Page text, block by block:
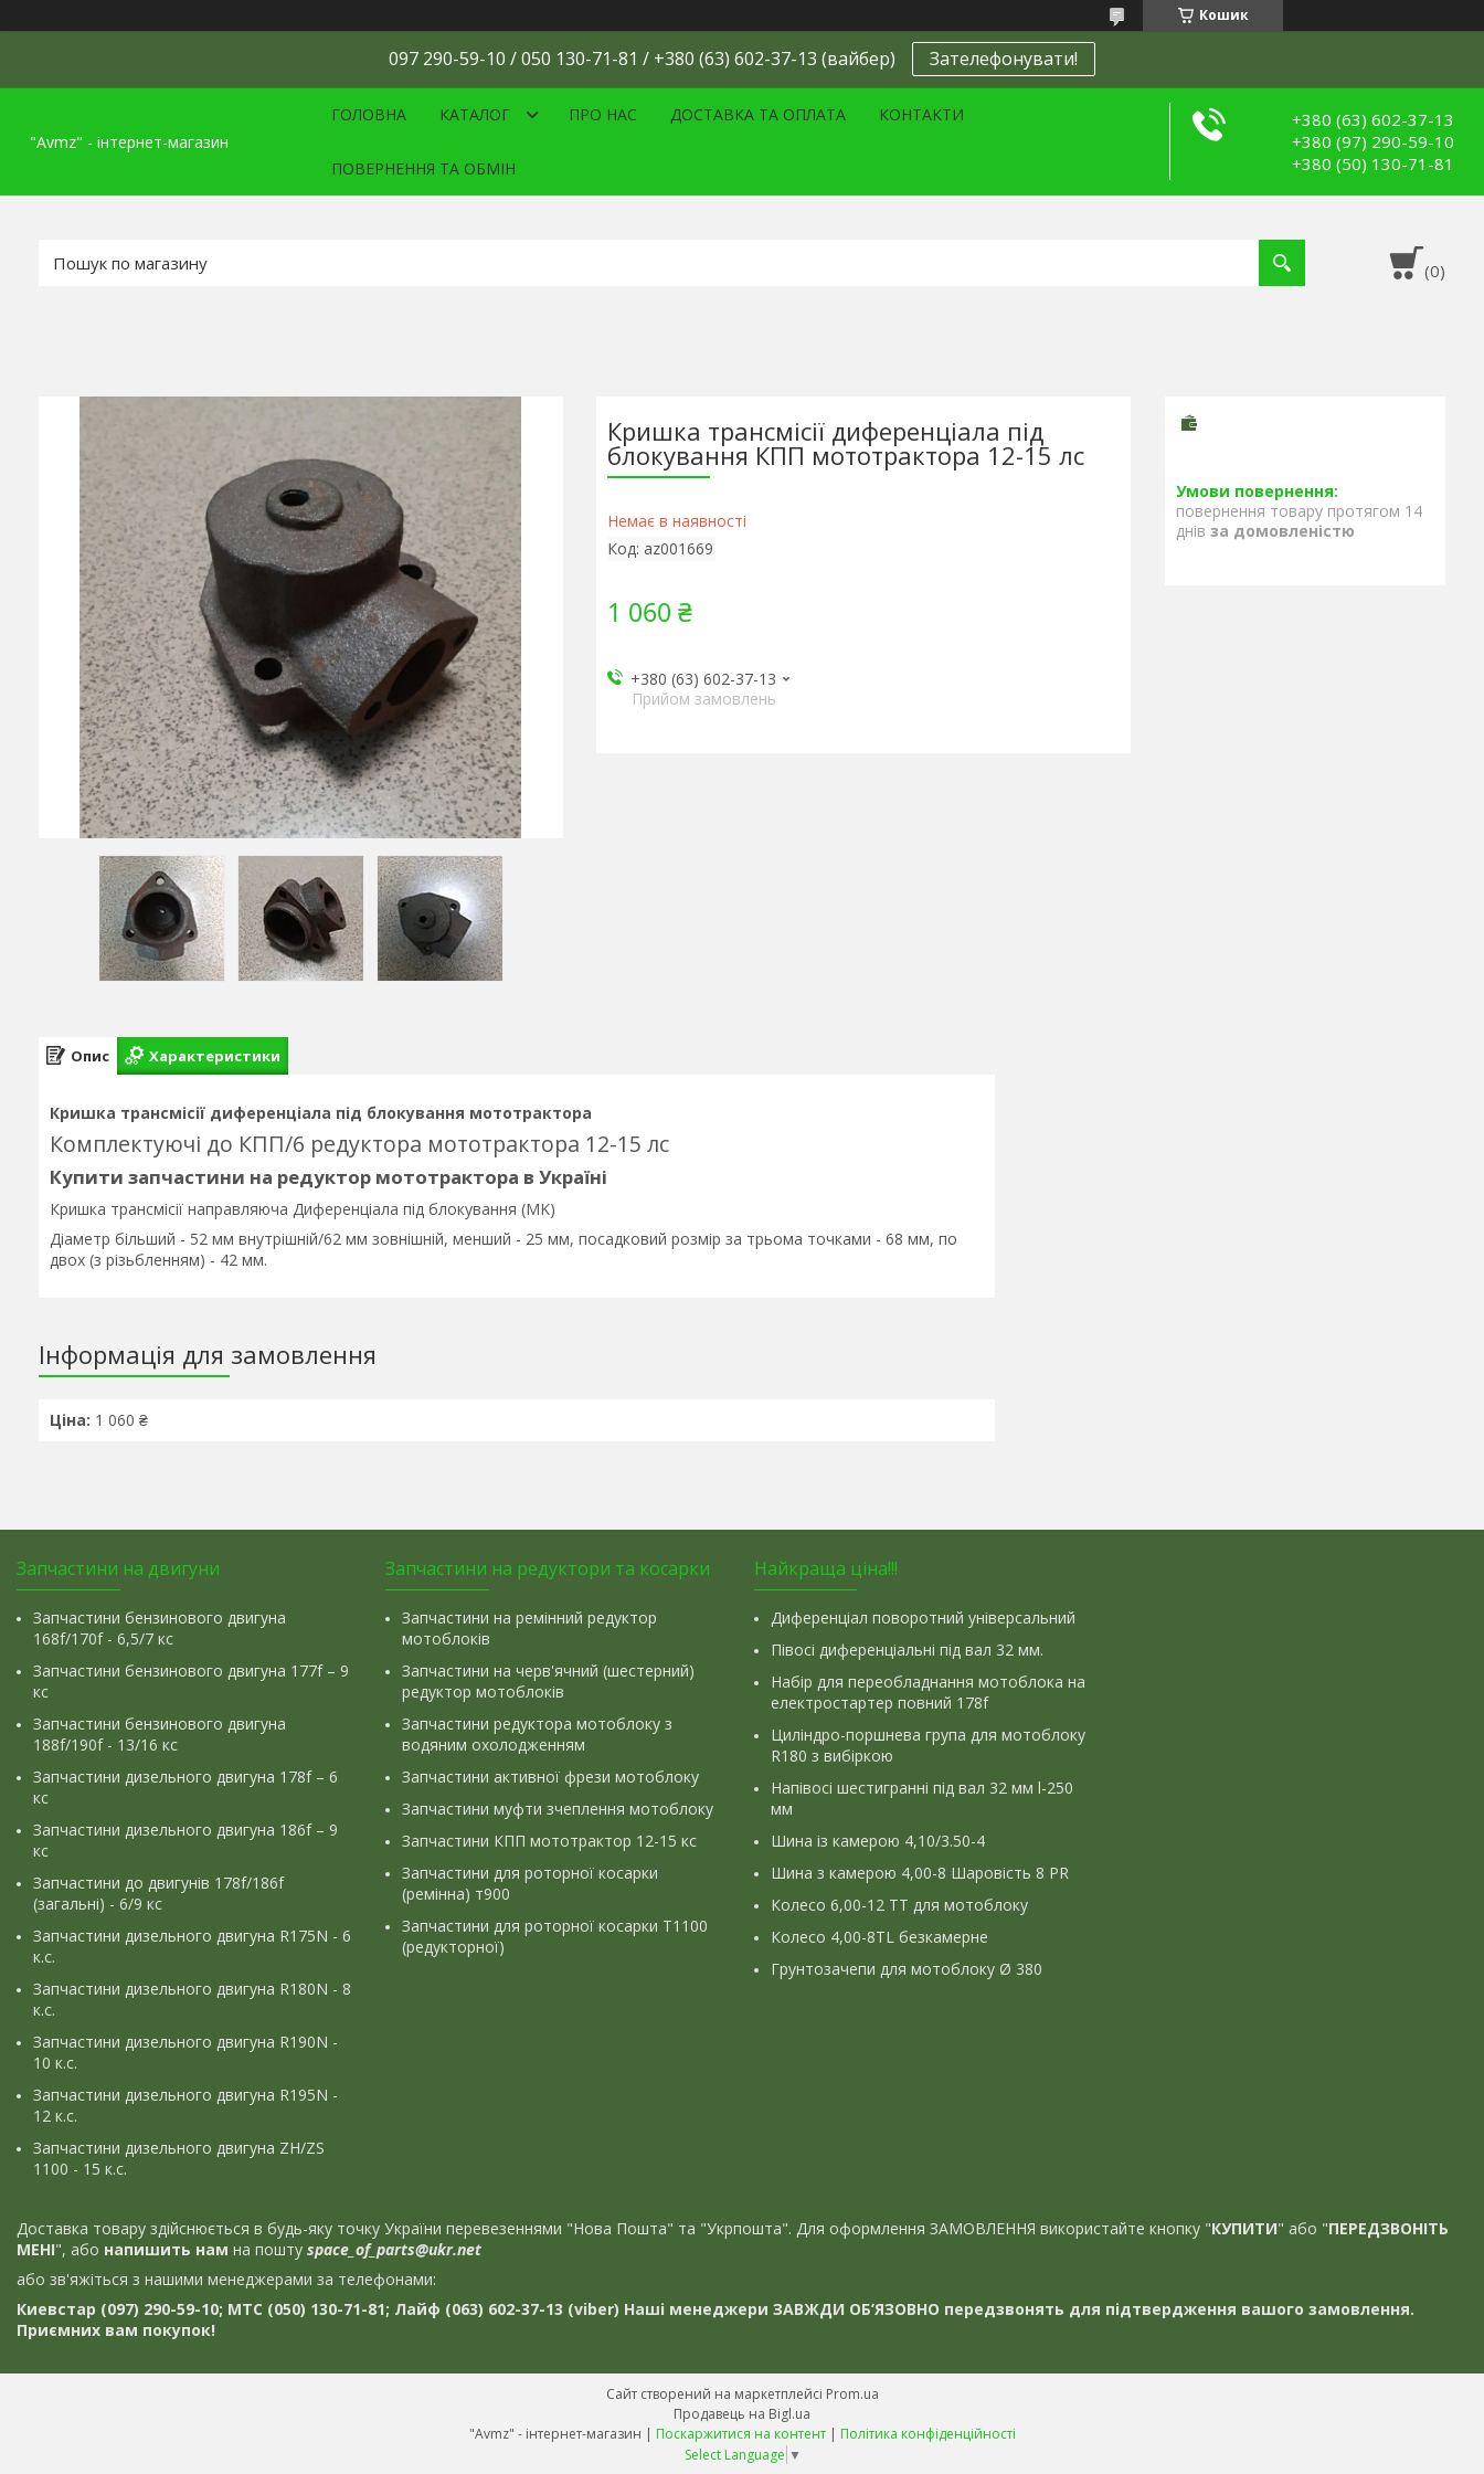
Кошик
097 290-59-10 / 050 130-71-81 / +380 (63) 602-37-13 (вайбер) Зателефонувати!
"Avmz" - інтернет-магазин
ГОЛОВНА КАТАЛОГ ПРО НАС ДОСТАВКА ТА ОПЛАТА КОНТАКТИ
ПОВЕРНЕННЯ ТА ОБМІН
+380 (63) 602-37-13
+380 (97) 290-59-10
+380 (50) 130-71-81
Кришка трансмісії диференціала під
блокування КПП мототрактора 12-15 лс
Немає в наявності
Код: az001669
1 060 ₴
+380 (63) 602-37-13
Прийом замовлень
повернення товару протягом 14
днів за домовленістю
Опис Характеристики
Кришка трансмісії диференціала під блокування мототрактора
Комплектуючі до КПП/6 редуктора мототрактора 12-15 лс
Купити запчастини на редуктор мототрактора в Україні
Кришка трансмісії направляюча Диференціала під блокування (MK)
Діаметр більший - 52 мм внутрішній/62 мм зовнішній, менший - 25 мм, посадковий розмір за трьома точками - 68 мм, по
двох (з різьбленням) - 42 мм.
Інформація для замовлення
Ціна: 1 060 ₴
Запчастини на двигуни
Запчастини бензинового двигуна
168f/170f - 6,5/7 кс
Запчастини бензинового двигуна 177f – 9
кс
Запчастини бензинового двигуна
188f/190f - 13/16 кс
Запчастини дизельного двигуна 178f – 6
кс
Запчастини дизельного двигуна 186f – 9
кс
Запчастини до двигунів 178f/186f
(загальні) - 6/9 кс
Запчастини дизельного двигуна R175N - 6
к.с.
Запчастини дизельного двигуна R180N - 8
к.с.
Запчастини дизельного двигуна R190N -
10 к.с.
Запчастини дизельного двигуна R195N -
12 к.с.
Запчастини дизельного двигуна ZH/ZS
1100 - 15 к.с.
Запчастини на редуктори та косарки
Запчастини на ремінний редуктор
мотоблоків
Запчастини на черв'ячний (шестерний)
редуктор мотоблоків
Запчастини редуктора мотоблоку з
водяним охолодженням
Запчастини активної фрези мотоблоку
Запчастини муфти зчеплення мотоблоку
Запчастини КПП мототрактор 12-15 кс
Запчастини для роторної косарки
(ремінна) т900
Запчастини для роторної косарки Т1100
(редукторної)
Найкраща ціна!!!
Диференціал поворотний універсальний
Півосі диференціальні під вал 32 мм.
Набір для переобладнання мотоблока на
електростартер повний 178f
Циліндро-поршнева група для мотоблоку
R180 з вибіркою
Напівосі шестигранні під вал 32 мм l-250
мм
Шина із камерою 4,10/3.50-4
Шина з камерою 4,00-8 Шаровість 8 PR
Колесо 6,00-12 ТТ для мотоблоку
Колесо 4,00-8TL безкамерне
Грунтозачепи для мотоблоку Ø 380
Доставка товару здійснюється в будь-яку точку України перевезеннями "Нова Пошта" та "Укрпошта". Для оформлення ЗАМОВЛЕННЯ використайте кнопку "КУПИТИ" або "ПЕРЕДЗВОНІТЬ
МЕНІ", або напишить нам на пошту space_of_parts@ukr.net
або зв'яжіться з нашими менеджерами за телефонами:
Киевстар (097) 290-59-10; МТС (050) 130-71-81; Лайф (063) 602-37-13 (viber) Наші менеджери ЗАВЖДИ ОБ’ЯЗОВНО передзвонять для підтвердження вашого замовлення.
Приємних вам покупок!
Сайт створений на маркетплейсі Prom.ua
Продавець на Bigl.ua
"Avmz" - інтернет-магазин | Поскаржитися на контент | Політика конфіденційності
Select Language ▼